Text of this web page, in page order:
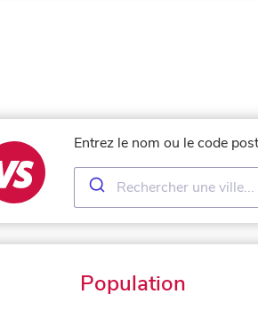
Entrez le nom ou le code
Population